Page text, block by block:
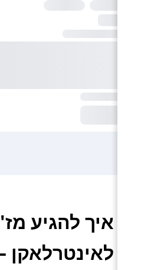
איך להגיע
לאינטרלאקן